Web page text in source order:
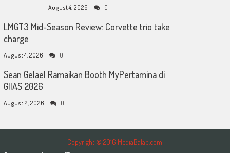
August 4, 2026 0
LMGT3 Mid-Season Review: Corvette trio take
charge
August 4, 2026 0
Sean Gelael Ramaikan Booth MyPertamina di
GIIAS 2026
August 2, 2026 0
Copyright © 2016 MediaBalap.com